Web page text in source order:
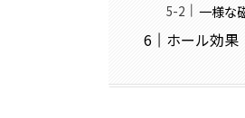
一様な
ホール効果